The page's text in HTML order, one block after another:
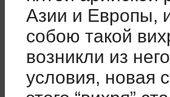
Азии и Европы,
собою такой
возникли из
условия, новая